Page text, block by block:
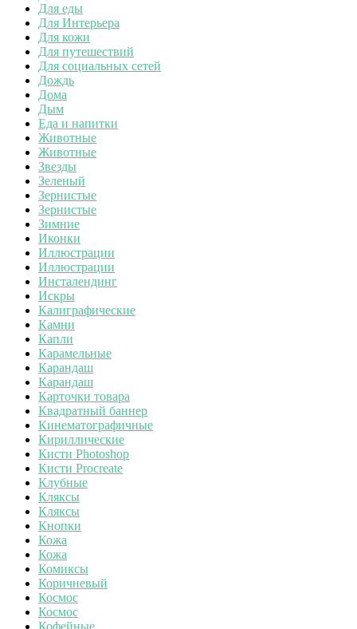
Для еды
Для Интерьера
Для кожи
Для путешествий
Для социальных сетей
Дождь
Дома
Дым
Еда и напитки
Животные
Животные
Звезды
Зеленый
Зернистые
Зернистые
Зимние
Иконки
Иллюстрации
Иллюстрации
Инсталендинг
Искры
Калиграфические
Камни
Капли
Карамельные
Карандаш
Карандаш
Карточки товара
Квадратный баннер
Кинематографичные
Кириллические
Кисти Photoshop
Кисти Procreate
Клубные
Кляксы
Кляксы
Кнопки
Кожа
Кожа
Комиксы
Коричневый
Космос
Космос
Кофейные